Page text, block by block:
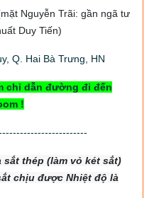
Nguyễn Trãi: gần ngã tư
Duy Tiến)
Q. Hai Bà Trưng, HN
chỉ dẫn đường đi đến
!
sắt thép (làm vỏ két sắt)
chịu được Nhiệt độ là